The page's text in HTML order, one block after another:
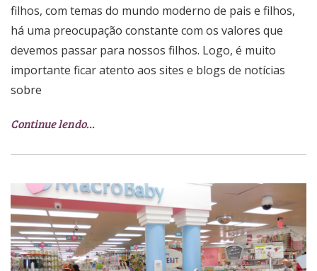
filhos, com temas do mundo moderno de pais e filhos,
há uma preocupação constante com os valores que
devemos passar para nossos filhos. Logo, é muito
importante ficar atento aos sites e blogs de notícias
sobre
Continue lendo…